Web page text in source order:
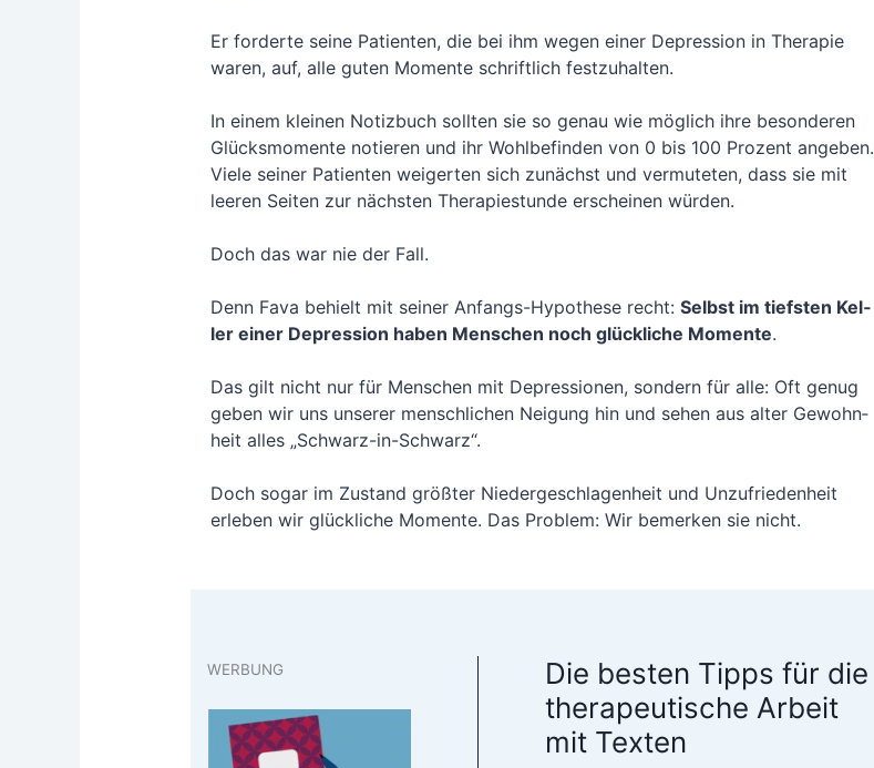
Er for­der­te sei­ne Pati­en­ten, die bei ihm wegen einer Depres­si­on in The­ra­pie
waren, auf, alle guten Momen­te schrift­lich fest­zu­hal­ten.
In einem klei­nen Notiz­buch soll­ten sie so genau wie mög­lich ihre beson­de­ren
Glücks­mo­men­te notie­ren und ihr Wohl­be­fin­den von 0 bis 100 Pro­zent ange­ben.
Vie­le sei­ner Pati­en­ten wei­ger­ten sich zunächst und ver­mu­te­ten, dass sie mit
lee­ren Sei­ten zur nächs­ten The­ra­pie­stun­de erschei­nen wür­den.
Doch das war nie der Fall.
Denn Fava behielt mit sei­ner Anfangs-Hypo­the­se recht:Selbst im tiefs­ten Kel­
ler einer Depres­si­on haben Men­schen noch glück­li­che Momen­te.
Das gilt nicht nur für Men­schen mit Depres­sio­nen, son­dern für alle: Oft genug
geben wir uns unse­rer mensch­li­chen Nei­gung hin und sehen aus alter Gewohn­
heit alles „Schwarz-in-Schwarz“.
Doch sogar im Zustand größ­ter Nie­der­ge­schla­gen­heit und Unzu­frie­den­heit
erle­ben wir glück­li­che Momen­te. Das Pro­blem: Wir bemer­ken sie nicht.
WERBUNG
Die besten Tipps für die
therapeutische Arbeit
mit Texten